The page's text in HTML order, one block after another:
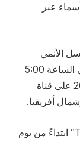
عبر
الأنمي
“أساطير في قادم الزمان2 ” كل يوم جمعة في الساعة 5:00
مساءًا بتوقيت السعودية بدءًا من 1 نوفمبر 2024 على قناة
وسيبدأ عرضه في اليابان على قناة “TV Tokyo” ابتداءً من يوم